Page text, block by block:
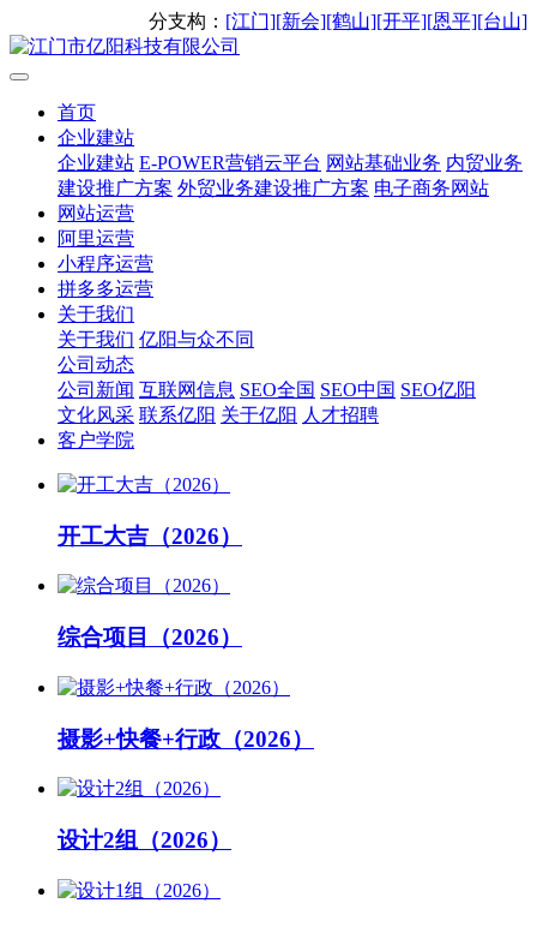
分支构： [江门][新会][鹤山][开平][恩平][台山]
首页
企业建站
企业建站 E-POWER营销云平台 网站基础业务 内贸业务
建设推广方案 外贸业务建设推广方案 电子商务网站
网站运营
阿里运营
小程序运营
拼多多运营
关于我们
关于我们 亿阳与众不同
公司动态
公司新闻 互联网信息 SEO全国 SEO中国 SEO亿阳
文化风采 联系亿阳 关于亿阳 人才招聘
客户学院
开工大吉（2026）
综合项目（2026）
摄影+快餐+行政（2026）
设计2组（2026）